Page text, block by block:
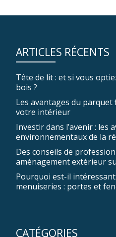
ARTICLES RÉCENTS
Tête de lit : et si vous
bois ?
Les avantages du
votre intérieur
Investir dans l’avenir : les
environnementaux de la
Des conseils de
aménagement extérieur
Pourquoi est-il
menuiseries : portes et
CATÉGORIES